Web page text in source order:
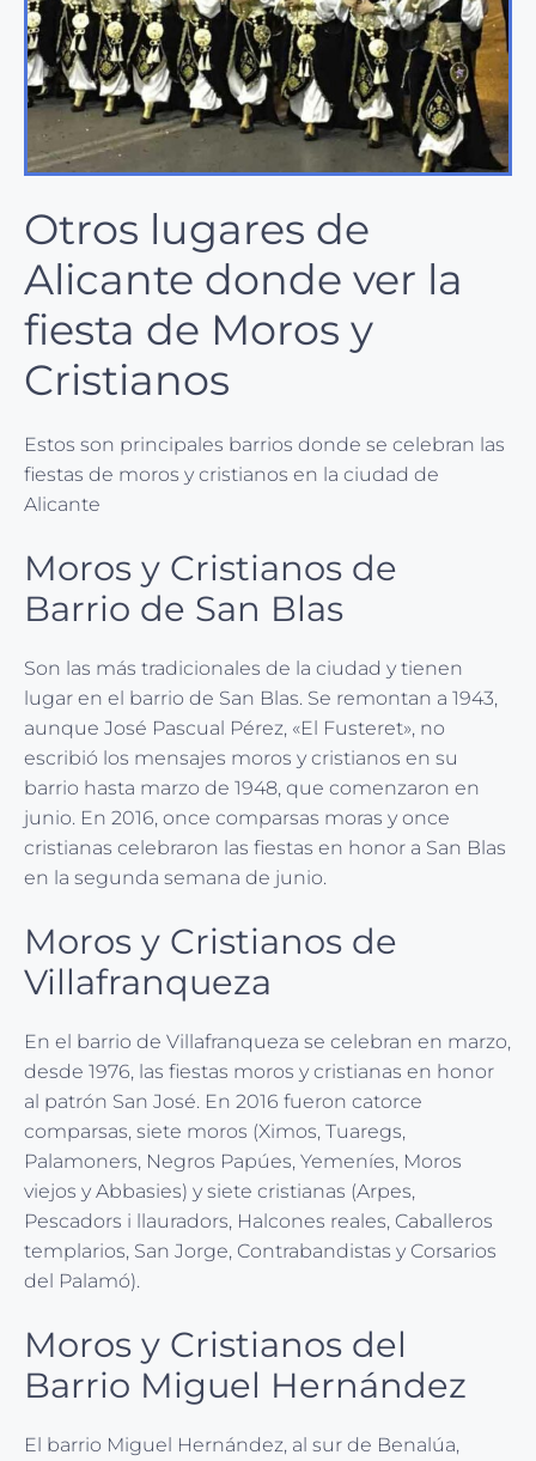
Otros lugares de
Alicante donde ver la
fiesta de Moros y
Cristianos
Estos son principales barrios donde se celebran las
fiestas de moros y cristianos en la ciudad de
Alicante
Moros y Cristianos de
Barrio de San Blas
Son las más tradicionales de la ciudad y tienen
lugar en el barrio de San Blas. Se remontan a 1943,
aunque José Pascual Pérez, «El Fusteret», no
escribió los mensajes moros y cristianos en su
barrio hasta marzo de 1948, que comenzaron en
junio. En 2016, once comparsas moras y once
cristianas celebraron las fiestas en honor a San Blas
en la segunda semana de junio.
Moros y Cristianos de
Villafranqueza
En el barrio de Villafranqueza se celebran en marzo,
desde 1976, las fiestas moros y cristianas en honor
al patrón San José. En 2016 fueron catorce
comparsas, siete moros (Ximos, Tuaregs,
Palamoners, Negros Papúes, Yemeníes, Moros
viejos y Abbasies) y siete cristianas (Arpes,
Pescadors i llauradors, Halcones reales, Caballeros
templarios, San Jorge, Contrabandistas y Corsarios
del Palamó).
Moros y Cristianos del
Barrio Miguel Hernández
El barrio Miguel Hernández, al sur de Benalúa,